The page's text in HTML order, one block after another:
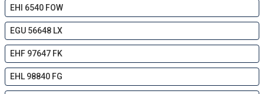
EHI 6540 FOW
EGU 56648 LX
EHF 97647 FK
EHL 98840 FG